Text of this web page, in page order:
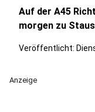
Auf der A45
morgen zu
Veröffentlicht:
Anzeige